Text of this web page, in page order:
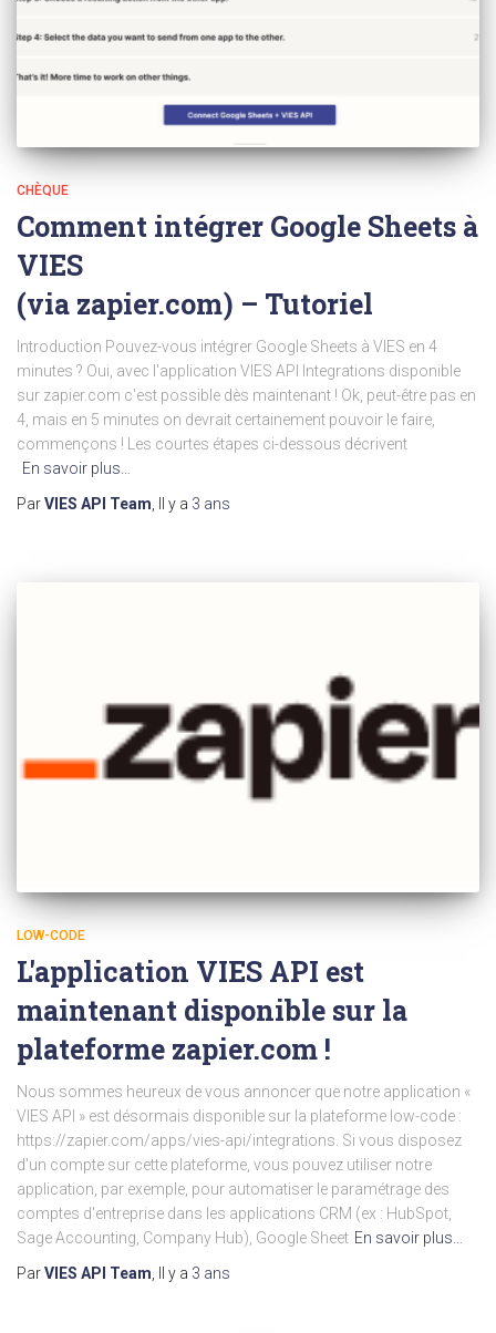
CHÈQUE
Comment intégrer Google Sheets à
VIES
(via zapier.com) – Tutoriel
Introduction Pouvez-vous intégrer Google Sheets à VIES en 4
minutes ? Oui, avec l'application VIES API Integrations disponible
sur zapier.com c'est possible dès maintenant ! Ok, peut-être pas en
4, mais en 5 minutes on devrait certainement pouvoir le faire,
commençons ! Les courtes étapes ci-dessous décrivent
En savoir plus…
ParVIES API Team , Il y a 3 ans
LOW-CODE
L'application VIES API est
maintenant disponible sur la
plateforme zapier.com !
Nous sommes heureux de vous annoncer que notre application «
VIES API » est désormais disponible sur la plateforme low-code :
https://zapier.com/apps/vies-api/integrations. Si vous disposez
d'un compte sur cette plateforme, vous pouvez utiliser notre
application, par exemple, pour automatiser le paramétrage des
comptes d'entreprise dans les applications CRM (ex : HubSpot,
Sage Accounting, Company Hub), Google Sheet En savoir plus…
ParVIES API Team , Il y a 3 ans